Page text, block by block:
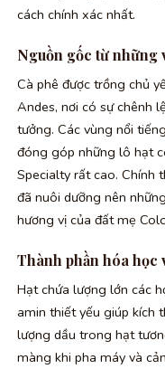
cách chính xác nhất.
Nguồn gốc từ những
Cà phê được trồng chủ
Andes, nơi có sự chênh
tưởng. Các vùng nổi
đóng góp những lô hạt
Specialty rất cao. Chính
đã nuôi dưỡng nên
hương vị của đất mẹ
Thành phần hóa
Hạt chứa lượng lớn các
amin thiết yếu giúp kích
lượng dầu trong hạt
màng khi pha máy và